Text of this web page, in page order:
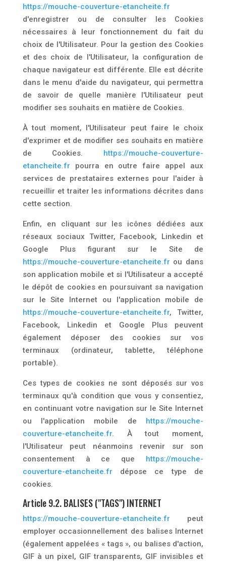
https://mouche-couverture-etancheite.fr
d'enregistrer ou de consulter les Cookies
nécessaires à leur fonctionnement du fait du
choix de l'Utilisateur. Pour la gestion des Cookies
et des choix de l'Utilisateur, la configuration de
chaque navigateur est différente. Elle est décrite
dans le menu d'aide du navigateur, qui permettra
de savoir de quelle manière l'Utilisateur peut
modifier ses souhaits en matière de Cookies.
À tout moment, l'Utilisateur peut faire le choix
d'exprimer et de modifier ses souhaits en matière
de Cookies. https://mouche-couverture-
etancheite.fr pourra en outre faire appel aux
services de prestataires externes pour l'aider à
recueillir et traiter les informations décrites dans
cette section.
Enfin, en cliquant sur les icônes dédiées aux
réseaux sociaux Twitter, Facebook, Linkedin et
Google Plus figurant sur le Site de
https://mouche-couverture-etancheite.fr ou dans
son application mobile et si l'Utilisateur a accepté
le dépôt de cookies en poursuivant sa navigation
sur le Site Internet ou l'application mobile de
https://mouche-couverture-etancheite.fr, Twitter,
Facebook, Linkedin et Google Plus peuvent
également déposer des cookies sur vos
terminaux (ordinateur, tablette, téléphone
portable).
Ces types de cookies ne sont déposés sur vos
terminaux qu'à condition que vous y consentiez,
en continuant votre navigation sur le Site Internet
ou l'application mobile de https://mouche-
couverture-etancheite.fr. À tout moment,
l'Utilisateur peut néanmoins revenir sur son
consentement à ce que https://mouche-
couverture-etancheite.fr dépose ce type de
cookies.
Article 9.2. BALISES ("TAGS") INTERNET
https://mouche-couverture-etancheite.fr peut
employer occasionnellement des balises Internet
(également appelées « tags », ou balises d'action,
GIF à un pixel, GIF transparents, GIF invisibles et